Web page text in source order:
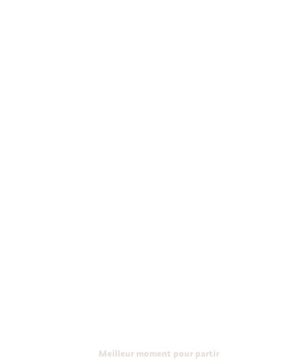
Meilleur moment pour partir